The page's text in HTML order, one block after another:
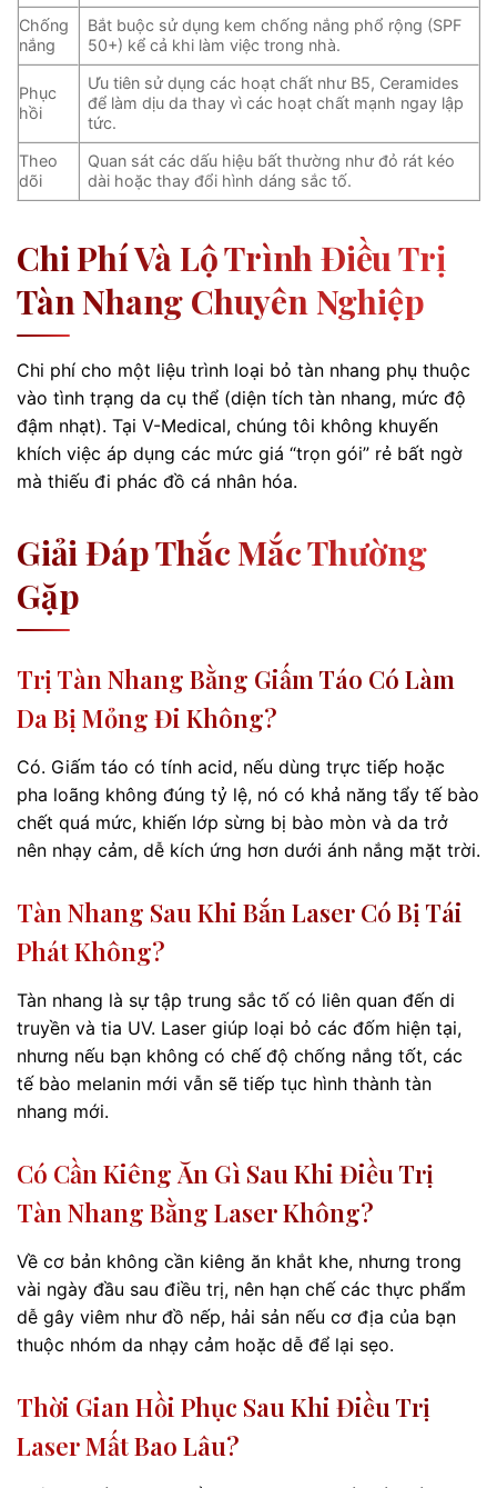
Chống
nắng
Bắt buộc sử dụng kem chống nắng phổ rộng (SPF
50+) kể cả khi làm việc trong nhà.
Phục
hồi
Ưu tiên sử dụng các hoạt chất như B5, Ceramides
để làm dịu da thay vì các hoạt chất mạnh ngay lập
tức.
Theo
dõi
Quan sát các dấu hiệu bất thường như đỏ rát kéo
dài hoặc thay đổi hình dáng sắc tố.
Chi Phí Và Lộ Trình Điều Trị
Tàn Nhang Chuyên Nghiệp
Chi phí cho một liệu trình loại bỏ tàn nhang phụ thuộc
vào tình trạng da cụ thể (diện tích tàn nhang, mức độ
đậm nhạt). Tại V-Medical, chúng tôi không khuyến
khích việc áp dụng các mức giá “trọn gói” rẻ bất ngờ
mà thiếu đi phác đồ cá nhân hóa.
Giải Đáp Thắc Mắc Thường
Gặp
Trị Tàn Nhang Bằng Giấm Táo Có Làm
Da Bị Mỏng Đi Không?
Có. Giấm táo có tính acid, nếu dùng trực tiếp hoặc
pha loãng không đúng tỷ lệ, nó có khả năng tẩy tế bào
chết quá mức, khiến lớp sừng bị bào mòn và da trở
nên nhạy cảm, dễ kích ứng hơn dưới ánh nắng mặt trời.
Tàn Nhang Sau Khi Bắn Laser Có Bị Tái
Phát Không?
Tàn nhang là sự tập trung sắc tố có liên quan đến di
truyền và tia UV. Laser giúp loại bỏ các đốm hiện tại,
nhưng nếu bạn không có chế độ chống nắng tốt, các
tế bào melanin mới vẫn sẽ tiếp tục hình thành tàn
nhang mới.
Có Cần Kiêng Ăn Gì Sau Khi Điều Trị
Tàn Nhang Bằng Laser Không?
Về cơ bản không cần kiêng ăn khắt khe, nhưng trong
vài ngày đầu sau điều trị, nên hạn chế các thực phẩm
dễ gây viêm như đồ nếp, hải sản nếu cơ địa của bạn
thuộc nhóm da nhạy cảm hoặc dễ để lại sẹo.
Thời Gian Hồi Phục Sau Khi Điều Trị
Laser Mất Bao Lâu?